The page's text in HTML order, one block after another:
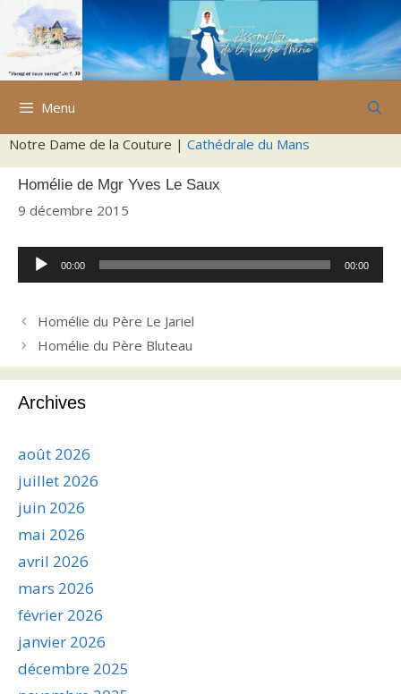
Aller
contenu
Menu
Notre Dame de la Couture | Cathédrale du Mans
Homélie de Mgr Yves Le Saux
9 décembre 2015
Lecteur
audio
00:00 00:00
Homélie du Père Le Jariel
Homélie du Père Bluteau
Archives
août 2026
juillet 2026
juin 2026
mai 2026
avril 2026
mars 2026
février 2026
janvier 2026
décembre 2025